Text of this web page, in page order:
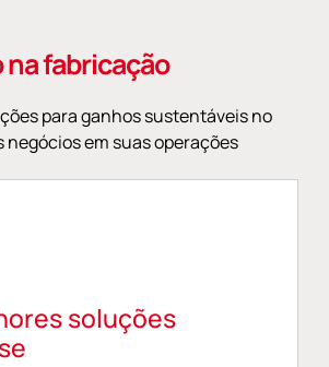
fabricação
para ganhos sustentáveis no
negócios em suas operações
soluções